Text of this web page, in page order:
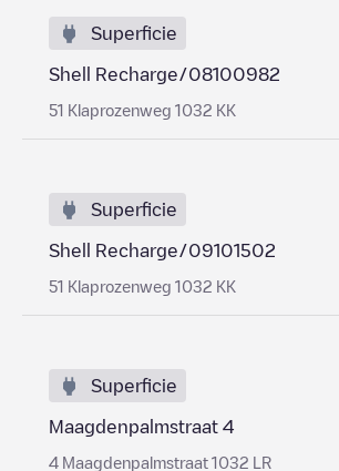
Superficie
Shell Recharge/08100982
51 Klaprozenweg 1032 KK
Superficie
Shell Recharge/09101502
51 Klaprozenweg 1032 KK
Superficie
Maagdenpalmstraat 4
4 Maagdenpalmstraat 1032 LR